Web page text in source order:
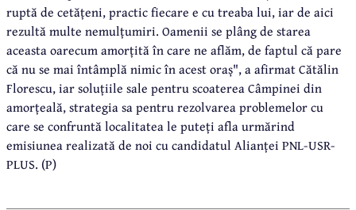
ruptă de cetățeni, practic fiecare e cu treaba lui, iar de aici
rezultă multe nemulțumiri. Oamenii se plâng de starea
aceasta oarecum amorțită în care ne aflăm, de faptul că pare
că nu se mai întâmplă nimic în acest oraș", a afirmat Cătălin
Florescu, iar soluțiile sale pentru scoaterea Câmpinei din
amorțeală, strategia sa pentru rezolvarea problemelor cu
care se confruntă localitatea le puteți afla urmărind
emisiunea realizată de noi cu candidatul Alianței PNL-USR-
PLUS. (P)